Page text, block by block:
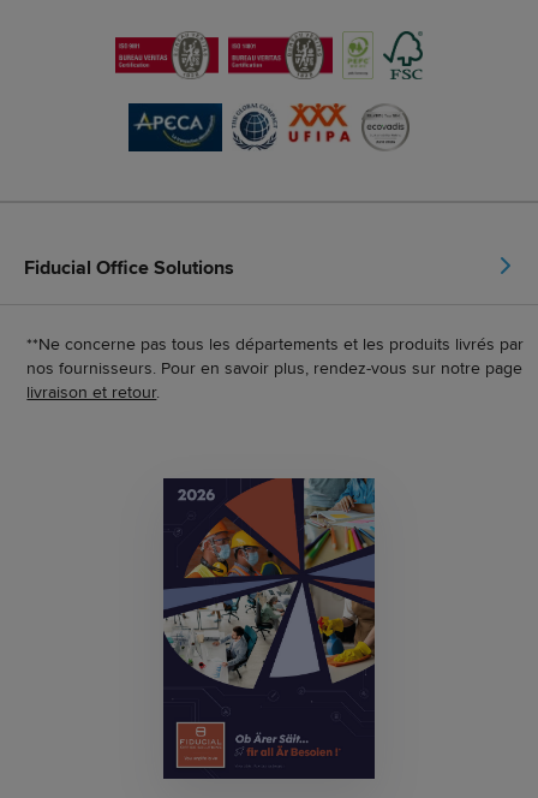
Fiducial Office Solutions
**Ne concerne pas tous les départements et les produits livrés par
nos fournisseurs. Pour en savoir plus, rendez-vous sur notre page
livraison et retour.